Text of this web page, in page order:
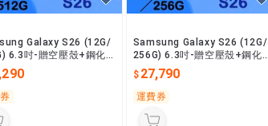
Galaxy S26 (12G/
6.3吋-贈空壓殼+鋼化
掛繩+韓版包+指環支架
Samsung Galaxy S26 (12G/
256G) 6.3吋-贈空壓殼+鋼化
保貼+掛繩+韓版包+指環支架
+噴劑
27,790
運費券